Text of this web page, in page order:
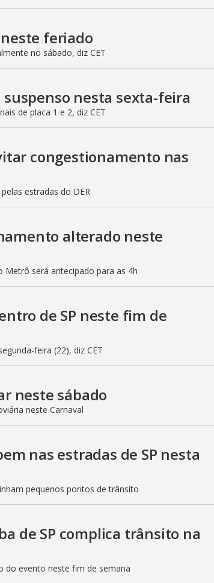
feriado
no sábado, diz CET
nesta sexta-feira
de placa 1 e 2, diz CET
congestionamento nas
estradas do DER
alterado neste
Metrô será antecipado para as 4h
de SP neste fim de
feira (22), diz CET
neste sábado
neste Carnaval
nas estradas de SP nesta
pequenos pontos de trânsito
de SP complica trânsito na
do evento neste fim de semana